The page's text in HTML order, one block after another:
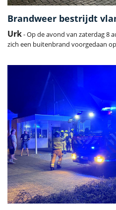
Brandweer bestrijdt
Urk- Op de avond van zaterdag 8
zich een buitenbrand voorgedaan